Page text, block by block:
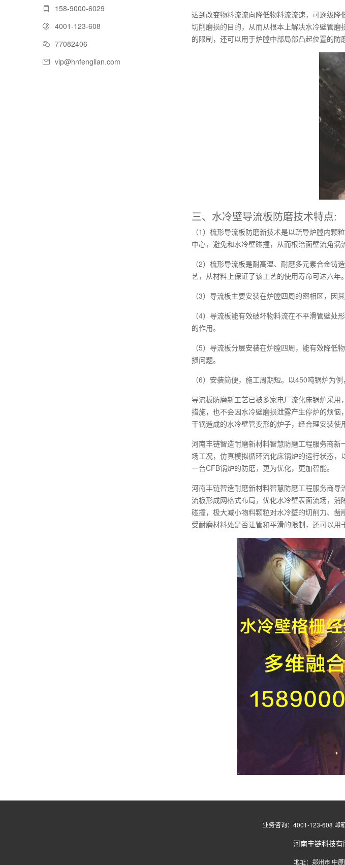
158-9000-6029
4001-123-608
77082406
vip@hnfenglian.com
达到改变物料流流向降低物料流流速，可逐级
切削磨损的目的，从而从根本上解决水冷壁管
的限制，还可以用于炉膛中部局部凸起位置的防
三、水冷壁导流板防磨技术特点:
（1）梳形导流板防磨新技术是以疏导炉膛内
中心，避免和水冷壁碰撞，从而根治面壁流角涡
（2）梳形导流板是耐高温、耐磨多元素合金
艺，从材料上保证了该工艺的使用寿命可达六年。
（3）导流板主要安装在炉膛四周的密相区，因
（4）导流板能有效破坏物料流在不平滑管壁
的作用。
（5）导流板分层安装在炉膛四周，能有效降
损问题。
（6）安装简便，施工周期短。以450吨锅炉为例
导流板防磨新工艺已被多家电厂流化床锅炉采
措施，也不会因水冷壁磨损泄露产生停炉的烦
干锅造成的水冷壁管变形的炉子，经合理安装使
河南丰链智造耐磨新材料智慧防磨工程服务商
场工况，仿真模拟循环流化床锅炉的运行状态
一台CFB锅炉的防磨，更为优化，更加智能。
河南丰链智造耐磨新材料智慧防磨工程服务商
流板形成网格式布局，优化水冷壁表面流场，
碰撞，极大减小物料颗粒对水冷壁的切削力、
受耐磨材料处是否让管和平滑的限制，还可以用
业务咨询：4001-123-608 邮
河南丰链科技有
地址：郑州市 中